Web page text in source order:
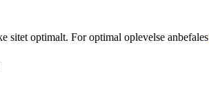
sitet optimalt. For optimal oplevelse anbefales